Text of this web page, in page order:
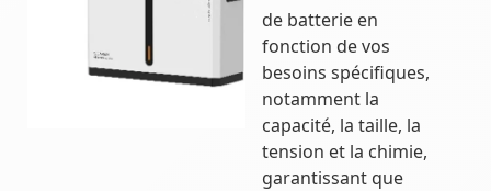
de batterie en
fonction de vos
besoins spécifiques,
notamment la
capacité, la taille, la
tension et la chimie,
garantissant que